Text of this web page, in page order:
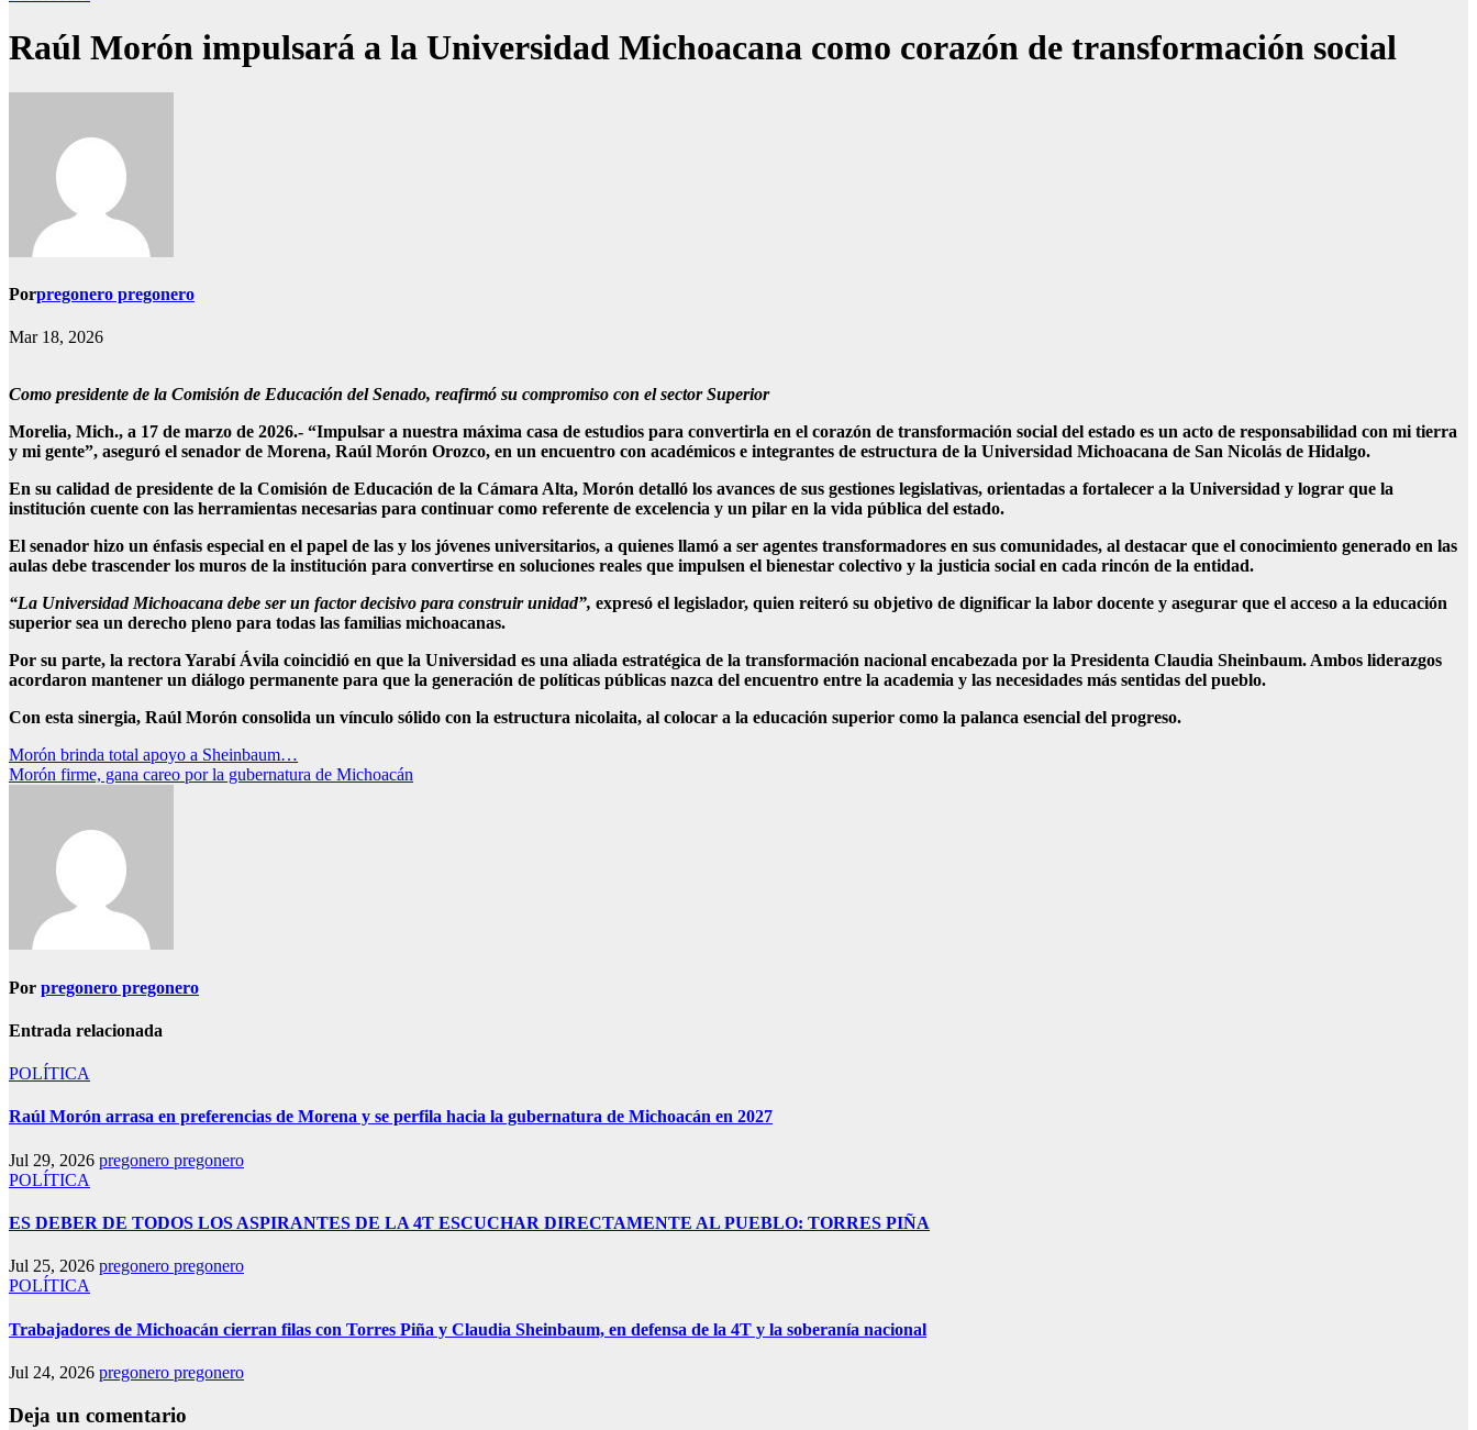
Raúl Morón impulsará a la Universidad Michoacana como corazón de transformación social
Porpregonero pregonero
Mar 18, 2026
Como presidente de la Comisión de Educación del Senado, reafirmó su compromiso con el sector Superior
Morelia, Mich., a 17 de marzo de 2026.- “Impulsar a nuestra máxima casa de estudios para convertirla en el corazón de transformación social del estado es un acto de responsabilidad con mi tierra
y mi gente”, aseguró el senador de Morena, Raúl Morón Orozco, en un encuentro con académicos e integrantes de estructura de la Universidad Michoacana de San Nicolás de Hidalgo.
En su calidad de presidente de la Comisión de Educación de la Cámara Alta, Morón detalló los avances de sus gestiones legislativas, orientadas a fortalecer a la Universidad y lograr que la
institución cuente con las herramientas necesarias para continuar como referente de excelencia y un pilar en la vida pública del estado.
El senador hizo un énfasis especial en el papel de las y los jóvenes universitarios, a quienes llamó a ser agentes transformadores en sus comunidades, al destacar que el conocimiento generado en las
aulas debe trascender los muros de la institución para convertirse en soluciones reales que impulsen el bienestar colectivo y la justicia social en cada rincón de la entidad.
“La Universidad Michoacana debe ser un factor decisivo para construir unidad”, expresó el legislador, quien reiteró su objetivo de dignificar la labor docente y asegurar que el acceso a la educación
superior sea un derecho pleno para todas las familias michoacanas.
Por su parte, la rectora Yarabí Ávila coincidió en que la Universidad es una aliada estratégica de la transformación nacional encabezada por la Presidenta Claudia Sheinbaum. Ambos liderazgos
acordaron mantener un diálogo permanente para que la generación de políticas públicas nazca del encuentro entre la academia y las necesidades más sentidas del pueblo.
Con esta sinergia, Raúl Morón consolida un vínculo sólido con la estructura nicolaita, al colocar a la educación superior como la palanca esencial del progreso.
Navegación
de
Morón brinda total apoyo a Sheinbaum…
Morón firme, gana careo por la gubernatura de Michoacán
Por pregonero pregonero
Entrada relacionada
POLÍTICA
Raúl Morón arrasa en preferencias de Morena y se perfila hacia la gubernatura de Michoacán en 2027
Jul 29, 2026 pregonero pregonero
POLÍTICA
ES DEBER DE TODOS LOS ASPIRANTES DE LA 4T ESCUCHAR DIRECTAMENTE AL PUEBLO: TORRES PIÑA
Jul 25, 2026 pregonero pregonero
POLÍTICA
Trabajadores de Michoacán cierran filas con Torres Piña y Claudia Sheinbaum, en defensa de la 4T y la soberanía nacional
Jul 24, 2026 pregonero pregonero
Deja un comentario